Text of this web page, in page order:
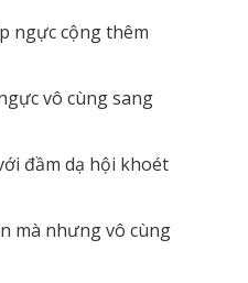
ngực cộng thêm
vô cùng sang
đầm dạ hội khoét
mà nhưng vô cùng